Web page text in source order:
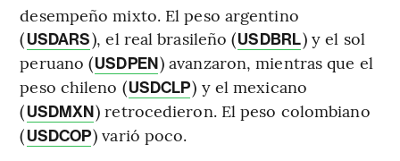
desempeño mixto. El peso argentino
(USDARS), el real brasileño (USDBRL) y el sol
peruano (USDPEN) avanzaron, mientras que el
peso chileno (USDCLP) y el mexicano
(USDMXN) retrocedieron. El peso colombiano
(USDCOP) varió poco.